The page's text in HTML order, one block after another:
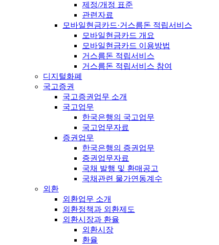
제정/개정 표준
관련자료
모바일현금카드·거스름돈 적립서비스
모바일현금카드 개요
모바일현금카드 이용방법
거스름돈 적립서비스
거스름돈 적립서비스 참여
디지털화폐
국고증권
국고증권업무 소개
국고업무
한국은행의 국고업무
국고업무자료
증권업무
한국은행의 증권업무
증권업무자료
국채 발행 및 환매공고
국채관련 물가연동계수
외환
외환업무 소개
외환정책과 외환제도
외환시장과 환율
외환시장
환율